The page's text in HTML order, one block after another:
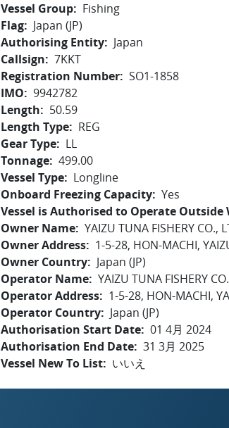
Vessel Group
Fishing
Flag
Japan (JP)
Authorising Entity
Japan
Callsign
7KKT
Registration Number SO1-1858
IMO
9942782
Length
50.59
Length Type
REG
Gear Type
LL
Tonnage 499.00
Vessel Type
Longline
Onboard Freezing Capacity Yes
Vessel is Authorised to Operate
Owner Name YAIZU TUNA FISHERY CO.,
Owner Address
1-5-28, HON-MACHI,
Owner Country
Japan (JP)
Operator Name YAIZU TUNA FISHERY
Operator Address
1-5-28, HON-MACHI,
Operator Country
Japan (JP)
Authorisation Start Date 01 4月 2024
Authorisation End Date 31 3月 2025
Vessel New To List
いいえ